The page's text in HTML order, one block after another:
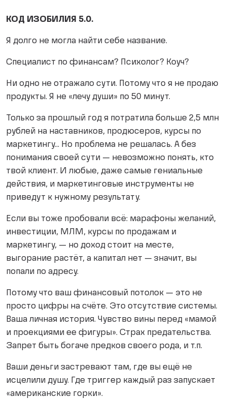
КОД ИЗОБИЛИЯ 5.0.
Я долго не могла найти себе название.
Специалист по финансам? Психолог? Коуч?
Ни одно не отражало сути. Потому что я не продаю
продукты. Я не «лечу души» по 50 минут.
Только за прошлый год я потратила больше 2,5 млн
рублей на наставников, продюсеров, курсы по
маркетингу... Но проблема не решалась. А без
понимания своей сути — невозможно понять, кто
твой клиент. И любые, даже самые гениальные
действия, и маркетинговые инструменты не
приведут к нужному результату.
Если вы тоже пробовали всё: марафоны желаний,
инвестиции, МЛМ, курсы по продажам и
маркетингу, — но доход стоит на месте,
выгорание растёт, а капитал нет — значит, вы
попали по адресу.
Потому что ваш финансовый потолок — это не
просто цифры на счёте. Это отсутствие системы.
Ваша личная история. Чувство вины перед «мамой
и проекциями ее фигуры». Страх предательства.
Запрет быть богаче предков своего рода, и т.п.
Ваши деньги застревают там, где вы ещё не
исцелили душу. Где триггер каждый раз запускает
«американские горки».